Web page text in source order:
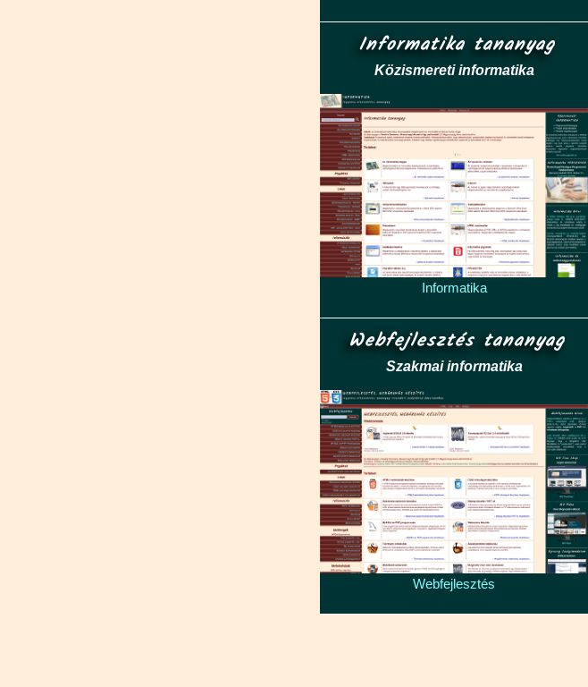
Informatika tananyag
Közismereti informatika
Informatika
Webfejlesztés tananyag
Szakmai informatika
Webfejlesztés